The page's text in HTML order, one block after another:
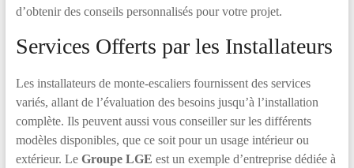
d’obtenir des conseils personnalisés pour votre projet.
Services Offerts par les Installateurs
Les installateurs de monte-escaliers fournissent des services
variés, allant de l’évaluation des besoins jusqu’à l’installation
complète. Ils peuvent aussi vous conseiller sur les différents
modèles disponibles, que ce soit pour un usage intérieur ou
extérieur. Le Groupe LGE est un exemple d’entreprise dédiée à